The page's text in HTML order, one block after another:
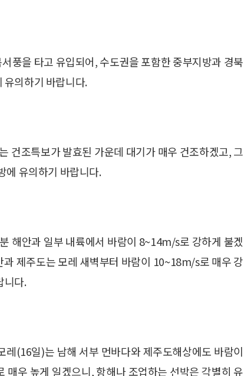
풍을 타고 유입되어, 수도권을 포함한 중부지방과 경북
유의하기 바랍니다.
건조특보가 발효된 가운데 대기가 매우 건조하겠고, 그
에 유의하기 바랍니다.
해안과 일부 내륙에서 바람이 8~14m/s로 강하게 불겠
제주도는 모레 새벽부터 바람이 10~18m/s로 매우 강
니다.
(16일)는 남해 서부 먼바다와 제주도해상에도 바람이
우 높게 일겠으니, 항해나 조업하는 선박은 각별히 유